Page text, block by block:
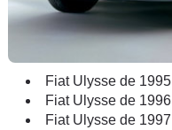
Fiat Ulysse de 1995
Fiat Ulysse de 1996
Fiat Ulysse de 1997